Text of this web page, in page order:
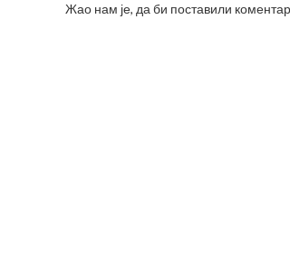
Жао нам је, да би поставили